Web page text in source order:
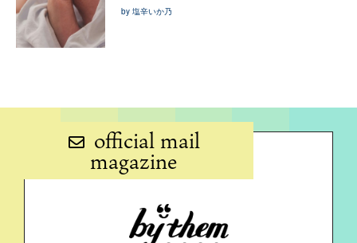
by 塩辛いか乃
official mail
magazine